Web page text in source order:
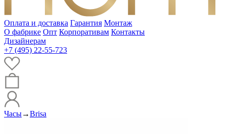
Оплата и доставка Гарантия Монтаж
О фабрике Опт Корпоративам Контакты
Дизайнерам
+7 (495) 22-55-723
Часы→Brisa